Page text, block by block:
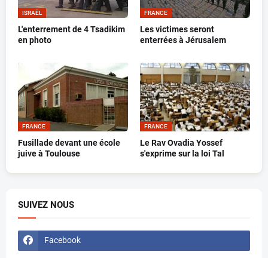
ISRAËL
L'enterrement de 4 Tsadikim
en photo
FRANCE
Les victimes seront
enterrées à Jérusalem
FRANCE
Fusillade devant une école
juive à Toulouse
FRANCE
Le Rav Ovadia Yossef
s'exprime sur la loi Tal
SUIVEZ NOUS
Facebook